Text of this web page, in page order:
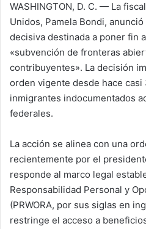
WASHINGTON, D. C. — La
Unidos, Pamela Bondi,
decisiva destinada a poner fin
«subvención de fronteras
contribuyentes». La decisión
orden vigente desde hace
inmigrantes indocumentados
federales.
La acción se alinea con una
recientemente por el
responde al marco legal
Responsabilidad Personal y
(PRWORA, por sus siglas en
restringe el acceso a